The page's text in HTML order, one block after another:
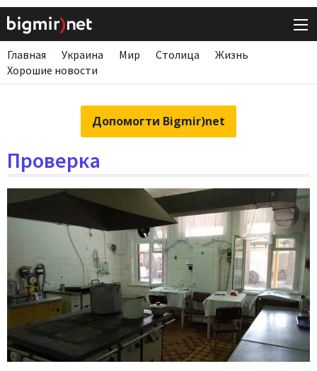
Главная Украина Мир Столица
Жизнь
Хорошие новости
Допомогти Bigmir)net
Проверка